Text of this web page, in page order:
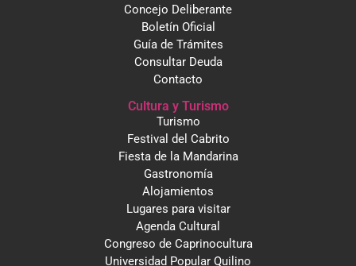
Concejo Deliberante
Boletín Oficial
Guía de Trámites
Consultar Deuda
Contacto
Cultura y Turismo
Turismo
Festival del Cabrito
Fiesta de la Mandarina
Gastronomía
Alojamientos
Lugares para visitar
Agenda Cultural
Congreso de Caprinocultura
Universidad Popular Quilino